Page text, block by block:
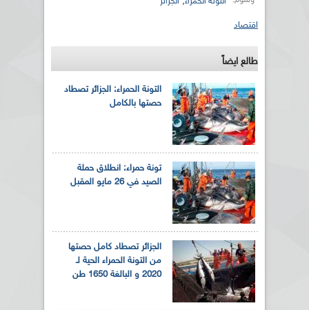
اقتصاد
طالع ايضاً
التونة الحمراء: الجزائر تصطاد
حصتها بالكامل
تونة حمراء: انطلاق حملة
الصيد في 26 مايو المقبل
الجزائر تصطاد كامل حصتها
من التونة الحمراء الحية لـ
2020 و البالغة 1650 طن